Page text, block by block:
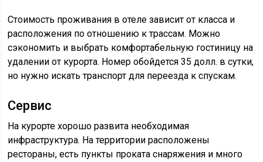
Стоимость проживания в отеле зависит от класса и
расположения по отношению к трассам. Можно
сэкономить и выбрать комфортабельную гостиницу на
удалении от курорта. Номер обойдется 35 долл. в сутки,
но нужно искать транспорт для переезда к спускам.
Сервис
На курорте хорошо развита необходимая
инфраструктура. На территории расположены
рестораны, есть пункты проката снаряжения и много